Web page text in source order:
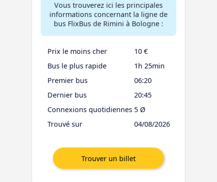
Vous trouverez ici les principales
informations concernant la ligne de
bus FlixBus de Rimini à Bologne :
Prix le moins cher
10 €
Bus le plus rapide
1h 25min
Premier bus
06:20
Dernier bus
20:45
Connexions quotidiennes 5 Ø
Trouvé sur
04/08/2026